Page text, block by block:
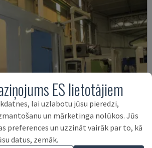
ES lietotājiem
lai uzlabotu jūsu pieredzi,
un mārketinga nolūkos. Jūs
preferences un uzzināt vairāk par to, kā
datus, zemāk.